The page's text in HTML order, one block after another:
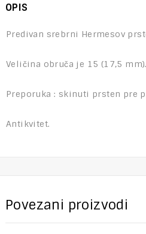
OPIS
Predivan srebrni Hermesov
Veličina obruča je 15 (17,5 mm).
Preporuka : skinuti prsten pre
Antikvitet.
Povezani proizvodi